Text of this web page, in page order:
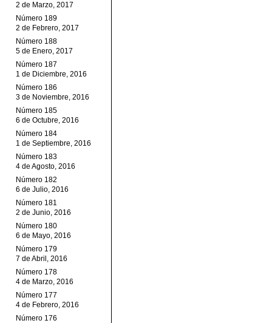
2 de Marzo, 2017
Número 189
2 de Febrero, 2017
Número 188
5 de Enero, 2017
Número 187
1 de Diciembre, 2016
Número 186
3 de Noviembre, 2016
Número 185
6 de Octubre, 2016
Número 184
1 de Septiembre, 2016
Número 183
4 de Agosto, 2016
Número 182
6 de Julio, 2016
Número 181
2 de Junio, 2016
Número 180
6 de Mayo, 2016
Número 179
7 de Abril, 2016
Número 178
4 de Marzo, 2016
Número 177
4 de Febrero, 2016
Número 176